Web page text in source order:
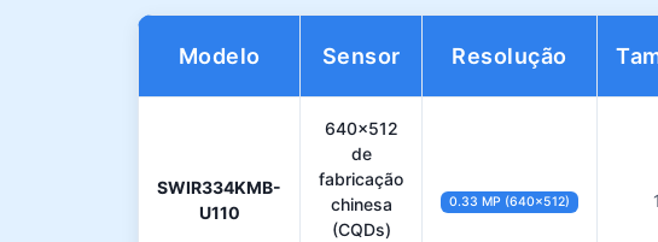
Modelo Sensor Resolução
SWIR334KMB-
U110
640×512
de
fabricação
chinesa
(CQDs)
0.33 MP (640×512)